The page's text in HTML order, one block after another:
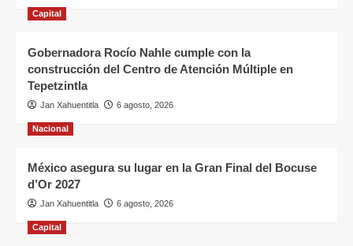
Capital
Gobernadora Rocío Nahle cumple con la
construcción del Centro de Atención Múltiple en
Tepetzintla
Jan Xahuentitla 6 agosto, 2026
Nacional
México asegura su lugar en la Gran Final del Bocuse
d’Or 2027
Jan Xahuentitla 6 agosto, 2026
Capital